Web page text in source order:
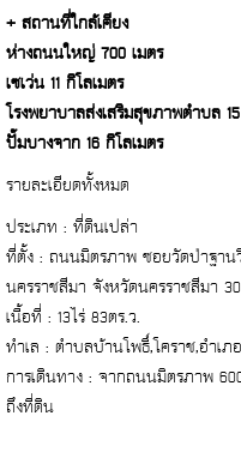
+ สถานที่ใกล้เคียง
ห่างถนนใหญ่ 700 เมตร
เซเว่น 11 กิโลเมตร
โรงพยาบาลส่งเสริมสุขภาพตำบล
ปั๊มบางจาก 16 กิโลเมตร
รายละเอียดทั้งหมด
ประเภท : ที่ดินเปล่า
ที่ตั้ง : ถนนมิตรภาพ ซอยวัดป่าฐาน
นครราชสีมา จังหวัดนครราชสีมา
เนื้อที่ : 13ไร่ 83ตร.ว.
ทำเล : ตำบลบ้านโพธิ์,โคราช,อำเภ
การเดินทาง : จากถนนมิตรภาพ
ถึงที่ดิน